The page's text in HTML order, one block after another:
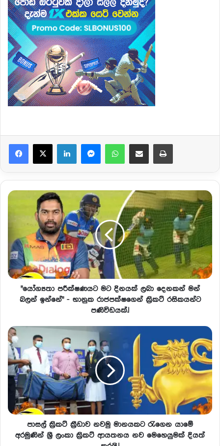
"යෝග්‍යතා පරීක්ෂණයට මට දිනයක් ලබා දෙනකන් මන්
බලන් ඉන්නේ" - භානුක රාජපක්ෂගෙන් ක්‍රිකට් රසිකයන්ට
පණිවිඩයක්.!
පාසල් ක්‍රිකට් ක්‍රීඩාව නවමු මානයකට රැගෙන යාමේ
අරමුණින් ශ්‍රී ලංකා ක්‍රිකට් ආයතනය නව මෙහෙයුමක් දියත්